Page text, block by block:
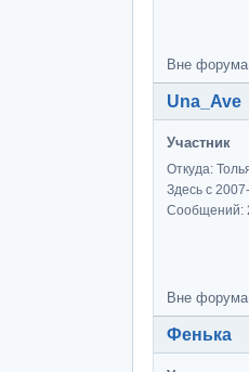
Вне форума
Una_Ave
Участник
Откуда:
Здесь с
Сообщений:
Вне форума
Фенька